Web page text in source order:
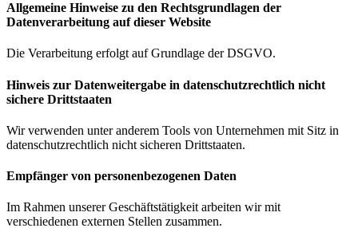
Allgemeine Hinweise zu den Rechtsgrundlagen der
Datenverarbeitung auf dieser Website
Die Verarbeitung erfolgt auf Grundlage der DSGVO.
Hinweis zur Datenweitergabe in datenschutzrechtlich nicht
sichere Drittstaaten
Wir verwenden unter anderem Tools von Unternehmen mit Sitz in
datenschutzrechtlich nicht sicheren Drittstaaten.
Empfänger von personenbezogenen Daten
Im Rahmen unserer Geschäftstätigkeit arbeiten wir mit
verschiedenen externen Stellen zusammen.